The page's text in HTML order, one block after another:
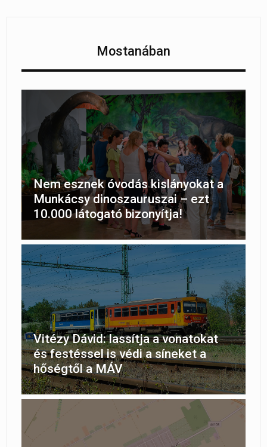
Mostanában
Nem esznek óvodás kislányokat a
Munkácsy dinoszauruszai – ezt
10.000 látogató bizonyítja!
Vitézy Dávid: lassítja a vonatokat
és festéssel is védi a síneket a
hőségtől a MÁV